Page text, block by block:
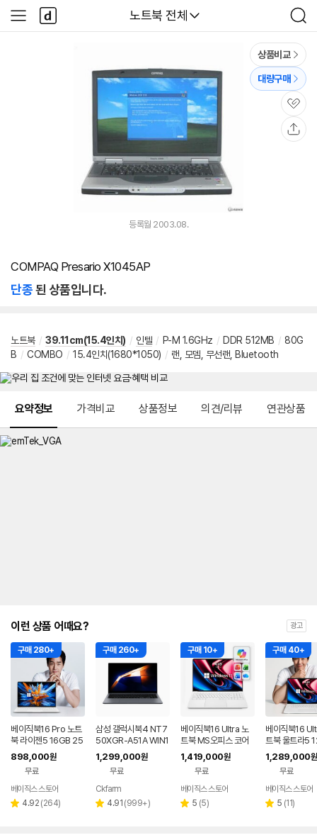
다나와
노트북 전체
검
색
사
이
다
나
와
상품비교
대량구매
관
심
등록월 2003.08.
COMPAQ Presario X1045AP
단종된 상품입니다.
노트북 / 39.11cm(15.4인치) / 인텔 / P-M 1.6GHz / DDR 512MB / 80G
B / COMBO / 15.4인치(1680*1050) / 랜, 모뎀, 무선랜, Bluetooth
요약정보 가격비교 상품정보 의견/리뷰 연관상품
이런 상품 어때요? 광고
구매 280+
베이직북16 Pro 노트
북 라이젠5 16GB 25
6GB WIN11 사무용
업무용 가벼운
898,000원
무료
베이직스 스토어
별 4.92 리
(264)
구매 260+
삼성 갤럭시북4 NT7
50XGR-A51A WIN1
1 FPP(버젼UP설치)
업무용 학생용 사무용
노트북 문스톤그레이
1,299,000원
무료
페이
Ckfarm
별 4.91 리
(999+)
구매 10+
베이직북16 Ultra 노
트북 MS오피스 코어
울트라5 사무용 업무
용 게이밍
1,419,000원
무료
베이직스 스토어
별 5 리
(5)
구매 40+
베이직북16
트북 울트라5
12GB 윈도우
용 업무용 게이
1,289,000원
무료
베이직스 스토어
별 5 리
(11)